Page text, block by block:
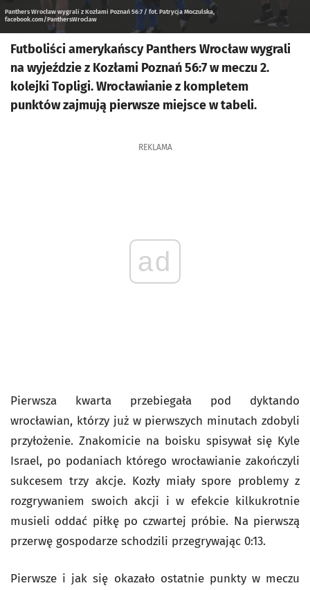
Panthers Wrocław wygrali z Kozłami Poznań 56:7 / fot. Patrycja Moczulska,
facebook.com/PanthersWroclaw
Futboliści amerykańscy Panthers Wrocław wygrali
na wyjeździe z Kozłami Poznań 56:7 w meczu 2.
kolejki Topligi. Wrocławianie z kompletem
punktów zajmują pierwsze miejsce w tabeli.
REKLAMA
ad
Pierwsza kwarta przebiegała pod dyktando
wrocławian, którzy już w pierwszych minutach zdobyli
przyłożenie. Znakomicie na boisku spisywał się Kyle
Israel, po podaniach którego wrocławianie zakończyli
sukcesem trzy akcje. Kozły miały spore problemy z
rozgrywaniem swoich akcji i w efekcie kilkukrotnie
musieli oddać piłkę po czwartej próbie. Na pierwszą
przerwę gospodarze schodzili przegrywając 0:13.
Pierwsze i jak się okazało ostatnie punkty w meczu